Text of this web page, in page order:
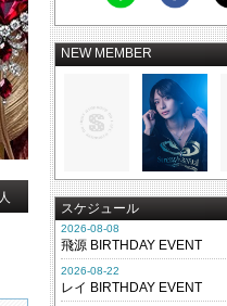
NEW MEMBER
スケジュール
2026-08-08
飛源 BIRTHDAY EVENT
2026-08-22
レイ BIRTHDAY EVENT